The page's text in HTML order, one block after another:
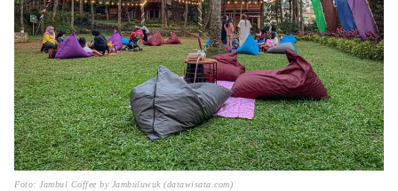
Foto: Jambul Coffee by Jambuluwuk (datawisata.com)